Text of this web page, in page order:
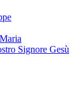
Signore Gesù